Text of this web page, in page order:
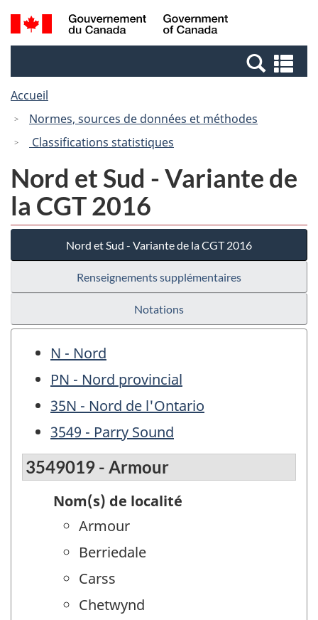
Passer
au
Passer
à
Canada
Recherche
et
et
Accueil
Normes, sources de données et méthodes
Classifications statistiques
Nord et Sud - Variante de
la CGT 2016
Nord et Sud - Variante de la CGT 2016
Renseignements supplémentaires
Notations
N - Nord
PN - Nord provincial
35N - Nord de l'Ontario
3549 - Parry Sound
3549019 - Armour
Nom(s) de localité
Armour
Berriedale
Carss
Chetwynd